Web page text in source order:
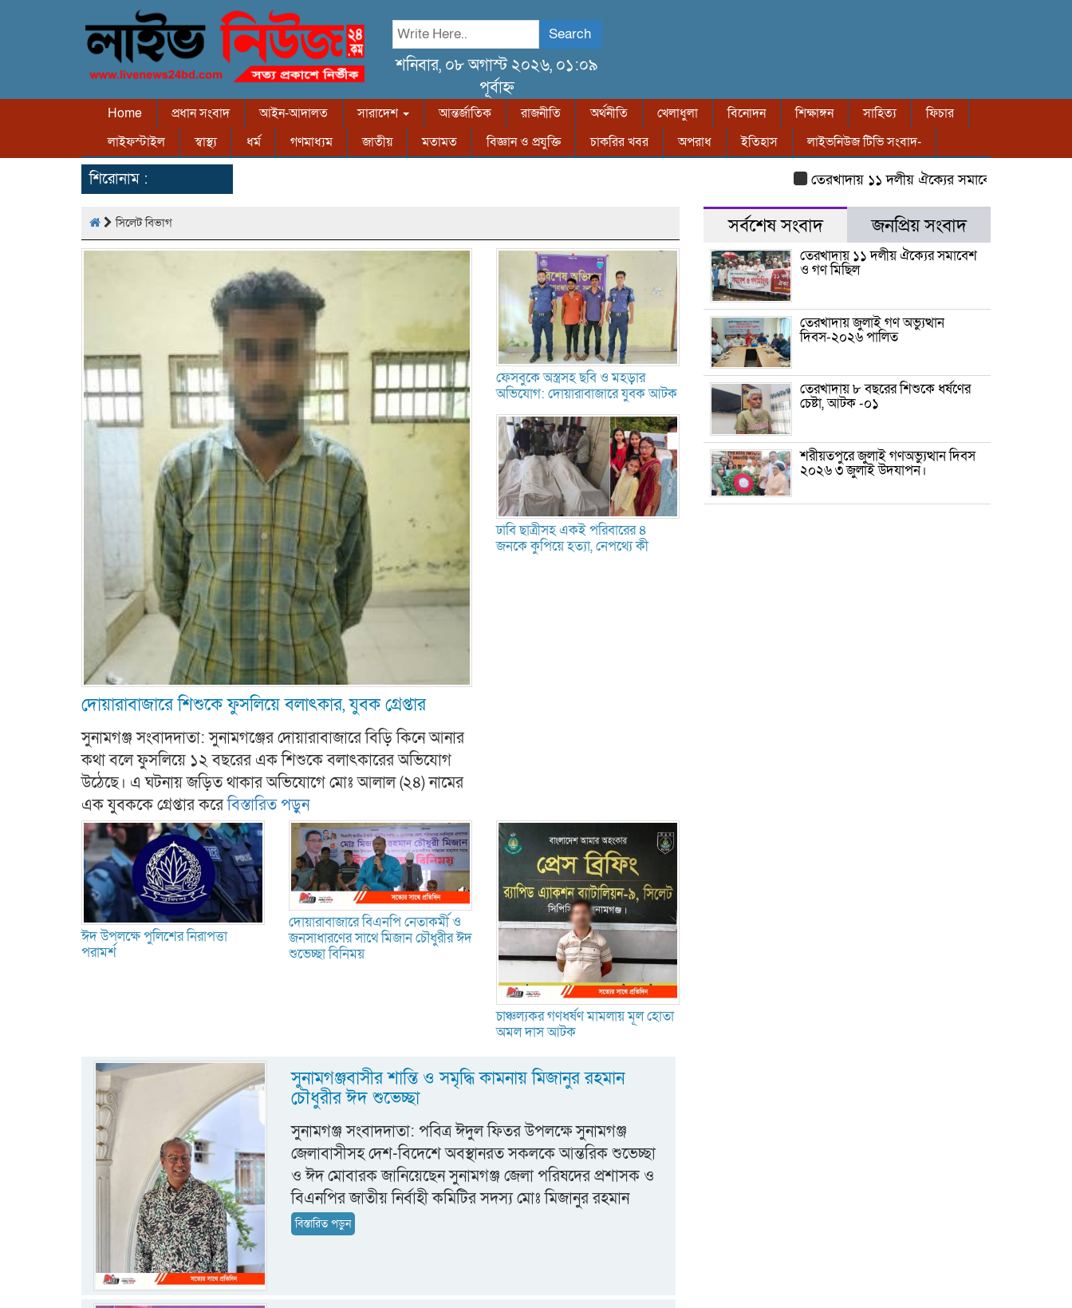
Search
শনিবার, ০৮ অগাস্ট ২০২৬, ০১:০৯
পূর্বাহ্ন
Home প্রধান সংবাদ আইন-আদালত সারাদেশ আন্তর্জাতিক রাজনীতি অর্থনীতি খেলাধুলা বিনোদন শিক্ষাঙ্গন সাহিত্য
ফিচার
লাইফস্টাইল
স্বাস্থ্য ধর্ম গণমাধ্যম জাতীয় মতামত বিজ্ঞান ও প্রযুক্তি চাকরির খবর অপরাধ ইতিহাস লাইভনিউজ টিভি সংবাদ-
শিরোনাম : তেরখাদায় ১১ দলীয় ঐক্যের সমাবেশ ও গণ মিছিল
সিলেট বিভাগ
দোয়ারাবাজারে শিশুকে ফুসলিয়ে বলাৎকার, যুবক গ্রেপ্তার
সুনামগঞ্জ সংবাদদাতা: সুনামগঞ্জের দোয়ারাবাজারে বিড়ি কিনে আনার
কথা বলে ফুসলিয়ে ১২ বছরের এক শিশুকে বলাৎকারের অভিযোগ
উঠেছে। এ ঘটনায় জড়িত থাকার অভিযোগে মোঃ আলাল (২৪) নামের
এক যুবককে গ্রেপ্তার করেবিস্তারিত পড়ুন
ফেসবুকে অস্ত্রসহ ছবি ও মহড়ার
অভিযোগ: দোয়ারাবাজারে যুবক আটক
ঢাবি ছাত্রীসহ একই পরিবারের ৪
জনকে কুপিয়ে হত্যা, নেপথ্যে কী
ঈদ উপলক্ষে পুলিশের নিরাপত্তা
পরামর্শ
দোয়ারাবাজারে বিএনপি নেতাকর্মী ও
জনসাধারণের সাথে মিজান চৌধুরীর ঈদ
শুভেচ্ছা বিনিময়
চাঞ্চল্যকর গণধর্ষণ মামলায় মূল হোতা
অমল দাস আটক
সুনামগঞ্জবাসীর শান্তি ও সমৃদ্ধি কামনায় মিজানুর রহমান
চৌধুরীর ঈদ শুভেচ্ছা
সুনামগঞ্জ সংবাদদাতা: পবিত্র ঈদুল ফিতর উপলক্ষে সুনামগঞ্জ
জেলাবাসীসহ দেশ-বিদেশে অবস্থানরত সকলকে আন্তরিক শুভেচ্ছা
ও ঈদ মোবারক জানিয়েছেন সুনামগঞ্জ জেলা পরিষদের প্রশাসক ও
বিএনপির জাতীয় নির্বাহী কমিটির সদস্য মোঃ মিজানুর রহমান
বিস্তারিত পড়ুন
সর্বশেষ সংবাদ জনপ্রিয় সংবাদ
তেরখাদায় ১১ দলীয় ঐক্যের সমাবেশ
ও গণ মিছিল
তেরখাদায় জুলাই গণ অভ্যুত্থান
দিবস-২০২৬ পালিত
তেরখাদায় ৮ বছরের শিশুকে ধর্ষণের
চেষ্টা, আটক -০১
শরীয়তপুরে জুলাই গণঅভ্যুত্থান দিবস
২০২৬ ৩ জুলাই উদযাপন।